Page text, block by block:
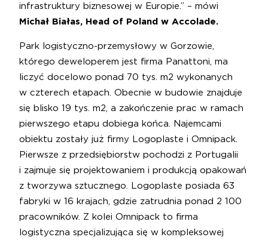
infrastruktury biznesowej w Europie.” – mówi
Michał Białas, Head of Poland w Accolade.
Park logistyczno-przemysłowy w Gorzowie,
którego deweloperem jest firma Panattoni, ma
liczyć docelowo ponad 70 tys. m2 wykonanych
w czterech etapach. Obecnie w budowie znajduje
się blisko 19 tys. m2, a zakończenie prac w ramach
pierwszego etapu dobiega końca. Najemcami
obiektu zostały już firmy Logoplaste i Omnipack.
Pierwsze z przedsiębiorstw pochodzi z Portugalii
i zajmuje się projektowaniem i produkcją opakowań
z tworzywa sztucznego. Logoplaste posiada 63
fabryki w 16 krajach, gdzie zatrudnia ponad 2 100
pracowników. Z kolei Omnipack to firma
logistyczna specjalizująca się w kompleksowej